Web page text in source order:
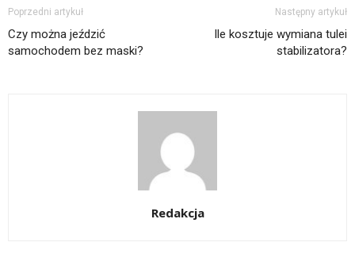
Poprzedni artykuł
Czy można jeździć
samochodem bez maski?
Następny artykuł
Ile kosztuje wymiana tulei
stabilizatora?
Redakcja